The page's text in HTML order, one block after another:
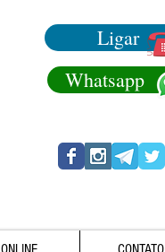
Ligar
Whatsapp